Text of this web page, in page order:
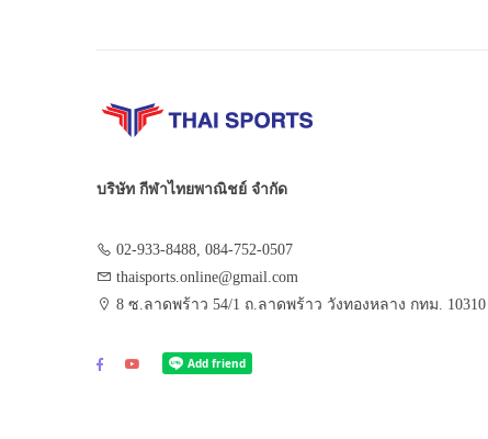
บริษัท กีฬาไทยพาณิชย์ จำกัด
02-933-8488, 084-752-0507
thaisports.online@gmail.com
8 ซ.ลาดพร้าว 54/1 ถ.ลาดพร้าว วังทองหลาง กทม. 10310